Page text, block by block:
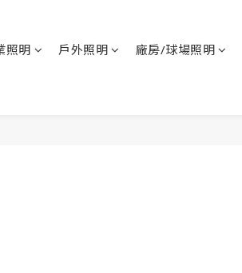
照明 戶外照明 廠房/球場照明